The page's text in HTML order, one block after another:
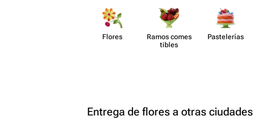
Flores
Ramos comes​
tibles
Paste​lerías
Entrega de flores a otras ciudades